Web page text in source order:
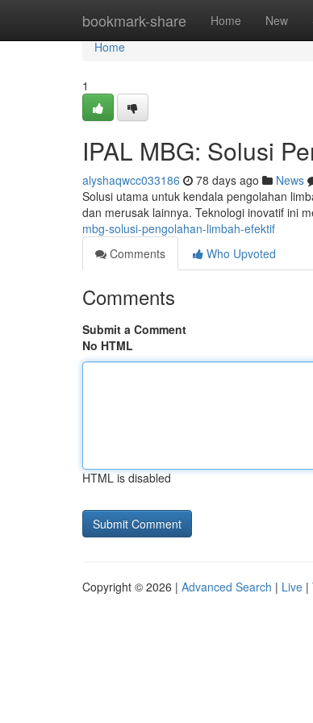
bookmark-share Home New
Home
Home
1
IPAL MBG: Solusi
alyshaqwcc033186 78 days ago News
Solusi utama untuk kendala pengolahan
dan merusak lainnya. Teknologi inovatif ini
mbg-solusi-pengolahan-limbah-efektif
Comments
Who Upvoted
Comments
Submit a Comment
No HTML
HTML is disabled
Copyright © 2026 | Advanced Search | Live |